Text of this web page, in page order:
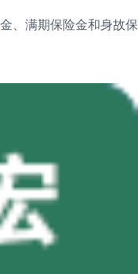
、满期保险金和身故保